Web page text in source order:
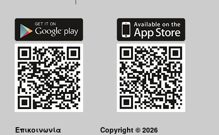
Επικοινωνία
Copyright © 2026